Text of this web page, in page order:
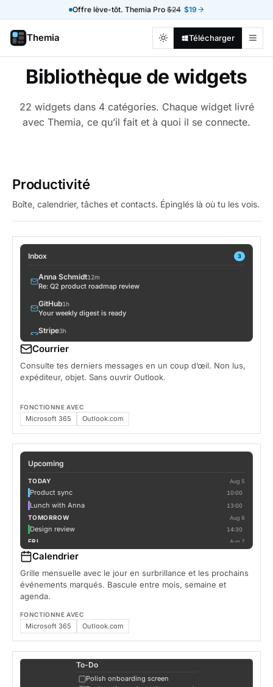
Offre lève-tôt. Themia Pro$24 $19
Themia Télécharger
Bibliothèque de widgets
22 widgets dans 4 catégories. Chaque widget livré
avec Themia, ce qu’il fait et à quoi il se connecte.
Productivité
Boîte, calendrier, tâches et contacts. Épinglés là où tu les vois.
Inbox 3
Anna Schmidt12m
Re: Q2 product roadmap review
GitHub1h
Your weekly digest is ready
Stripe3h
Invoice #4821 — receipt
3 issues assigned to you
Liam Walker
Vercel1d
Build successful: themia
Courrier
Consulte tes derniers messages en un coup d’œil. Non lus,
expéditeur, objet. Sans ouvrir Outlook.
FONCTIONNE AVEC
Microsoft 365 Outlook.com
Upcoming
TODAY Aug 5
Product sync 10:00
Lunch with Anna 13:00
TOMORROW Aug 6
Design review 14:30
FRI Aug 7
Ship v0.4.2
Calendrier
Grille mensuelle avec le jour en surbrillance et les prochains
événements marqués. Bascule entre mois, semaine et
agenda.
FONCTIONNE AVEC
Microsoft 365 Outlook.com
To-Do
Polish onboarding screen